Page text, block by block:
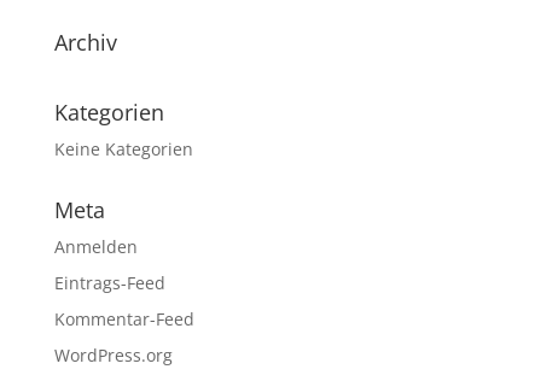
Archiv
Kategorien
Keine Kategorien
Meta
Anmelden
Eintrags-Feed
Kommentar-Feed
WordPress.org